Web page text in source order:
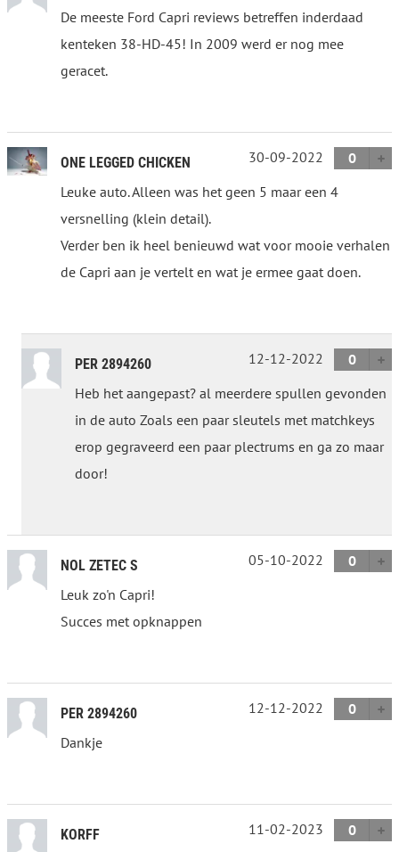
De meeste Ford Capri reviews betreffen inderdaad
kenteken 38-HD-45! In 2009 werd er nog mee
geracet.
ONE LEGGED CHICKEN 30-09-2022
0
Leuke auto. Alleen was het geen 5 maar een 4
versnelling (klein detail).
Verder ben ik heel benieuwd wat voor mooie verhalen
de Capri aan je vertelt en wat je ermee gaat doen.
PER 2894260 12-12-2022
0
Heb het aangepast? al meerdere spullen gevonden
in de auto Zoals een paar sleutels met matchkeys
erop gegraveerd een paar plectrums en ga zo maar
door!
NOL ZETEC S 05-10-2022
0
Leuk zo'n Capri!
Succes met opknappen
PER 2894260 12-12-2022
0
Dankje
KORFF 11-02-2023
0